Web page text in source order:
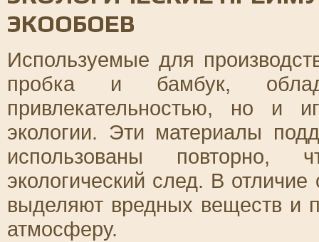
ЭКООБОЕВ
Используемые для
пробка и бамбук,
привлекательностью, но и
экологии. Эти материалы
использованы повторно,
экологический след. В
выделяют вредных веществ и
атмосферу.